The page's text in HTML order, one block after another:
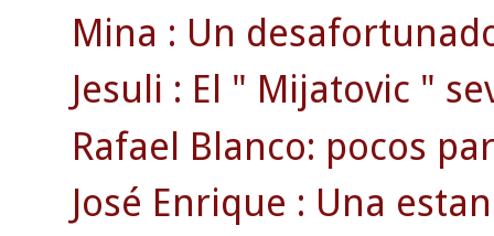
Mina : Un
Jesuli : El " Mijatovic "
Rafael Blanco: pocos
José Enrique : Una